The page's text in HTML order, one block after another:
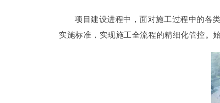
项目建设进程中，面对施工过程中的各
实施标准，实现施工全流程的精细化管控。